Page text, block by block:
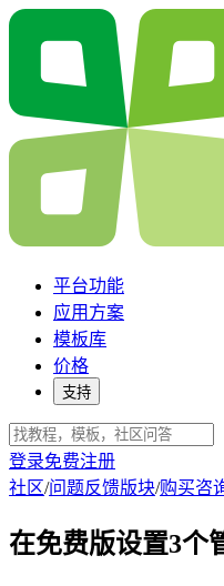
平台功能
应用方案
模板库
价格
支持
登录免费注册
社区/问题反馈版块/购买咨
在免费版设置3个